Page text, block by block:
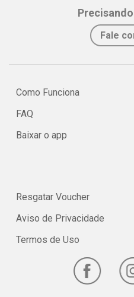
Fale
Como Funciona
FAQ
Baixar o app
Resgatar Voucher
Aviso de Privacidade
Termos de Uso